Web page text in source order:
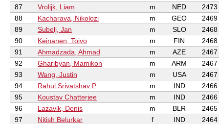
87
Vrolijk, Liam m NED
2473
88
Kacharava, Nikolozi m GEO
2469
89
Subelj, Jan m SLO
2468
90
Keinanen, Toivo m FIN
2468
91
Ahmadzada, Ahmad m AZE
2467
92
Gharibyan, Mamikon m ARM
2467
93
Wang, Justin m USA
2467
94
Rahul Srivatshav P m IND
2466
95
Koustav Chatterjee m IND
2466
96
Lazavik, Denis m BLR
2465
97
Nitish Belurkar f IND
2464